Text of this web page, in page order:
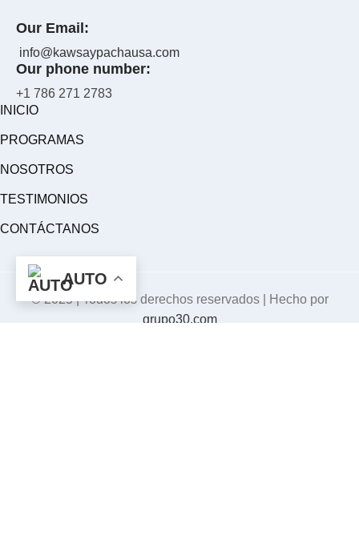
Our Email:
info@kawsaypachausa.com
Our phone number:
+1 786 271 2783
INICIO
PROGRAMAS
NOSOTROS
TESTIMONIOS
CONTÁCTANOS
©2025 | Todos los derechos reservados | Hecho por
grupo30.com
AUTO